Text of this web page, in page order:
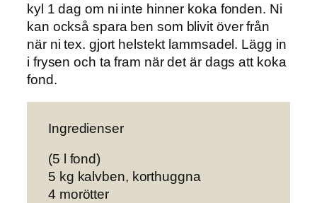
kyl 1 dag om ni inte hinner koka fonden. Ni
kan också spara ben som blivit över från
när ni tex. gjort helstekt lammsadel. Lägg in
i frysen och ta fram när det är dags att koka
fond.
Ingredienser
(5 l fond)
5 kg kalvben, korthuggna
4 morötter